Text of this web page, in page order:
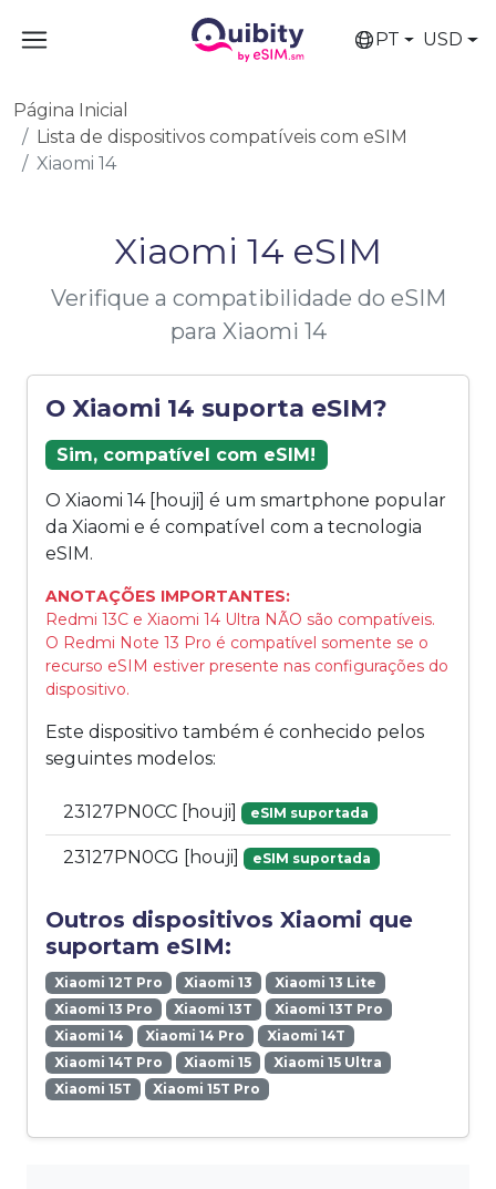
PT USD
Página Inicial
Lista de dispositivos compatíveis com eSIM
Xiaomi 14
Xiaomi 14 eSIM
Verifique a compatibilidade do eSIM
para Xiaomi 14
O Xiaomi 14 suporta eSIM?
Sim, compatível com eSIM!
O Xiaomi 14 [houji] é um smartphone popular
da Xiaomi e é compatível com a tecnologia
eSIM.
ANOTAÇÕES IMPORTANTES:
Redmi 13C e Xiaomi 14 Ultra NÃO são compatíveis.
O Redmi Note 13 Pro é compatível somente se o
recurso eSIM estiver presente nas configurações do
dispositivo.
Este dispositivo também é conhecido pelos
seguintes modelos:
23127PN0CC [houji] eSIM suportada
23127PN0CG [houji] eSIM suportada
Outros dispositivos Xiaomi que
suportam eSIM:
Xiaomi 12T Pro Xiaomi 13
Xiaomi 13 Lite
Xiaomi 13 Pro
Xiaomi 13T
Xiaomi 13T Pro
Xiaomi 14
Xiaomi 14 Pro
Xiaomi 14T
Xiaomi 14T Pro
Xiaomi 15
Xiaomi 15 Ultra
Xiaomi 15T
Xiaomi 15T Pro